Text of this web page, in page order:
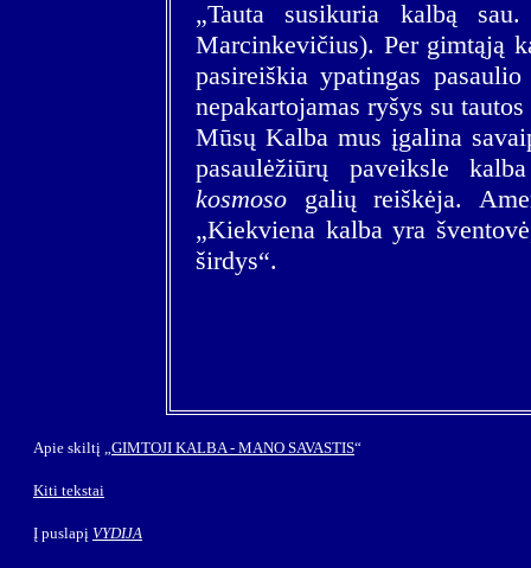
„Tauta susikuria kalbą
Marcinkevičius). Per gimtąją
pasireiškia ypatingas
nepakartojamas ryšys su
Mūsų Kalba mus įgalina
pasaulėžiūrų paveiksle
kosmoso galių reiškėja.
„Kiekviena kalba yra
širdys“.
Apie skiltį „GIMTOJI KALBA - MANO SAVASTIS“
Kiti tekstai
Į puslapį VYDIJA